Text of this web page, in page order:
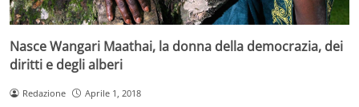
Nasce Wangari Maathai, la donna della democrazia, dei
diritti e degli alberi
Redazione Aprile 1, 2018